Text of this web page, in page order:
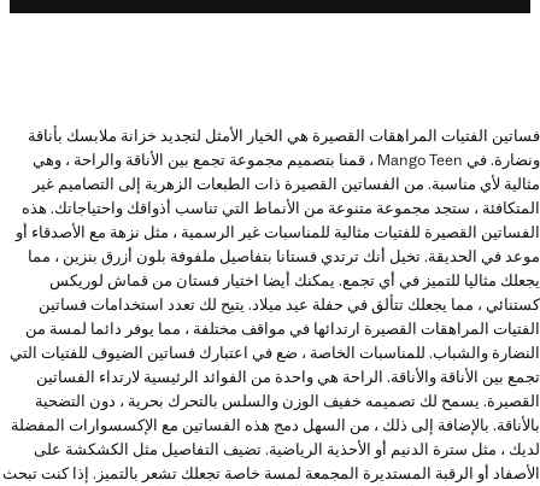
فساتين الفتيات المراهقات القصيرة هي الخيار الأمثل لتجديد خزانة ملابسك بأناقة
ونضارة. في Mango Teen ، قمنا بتصميم مجموعة تجمع بين الأناقة والراحة ، وهي
مثالية لأي مناسبة. من الفساتين القصيرة ذات الطبعات الزهرية إلى التصاميم غير
المتكافئة ، ستجد مجموعة متنوعة من الأنماط التي تناسب أذواقك واحتياجاتك. هذه
الفساتين القصيرة للفتيات مثالية للمناسبات غير الرسمية ، مثل نزهة مع الأصدقاء أو
موعد في الحديقة. تخيل أنك ترتدي فستانا بتفاصيل ملفوفة بلون أزرق بنزين ، مما
يجعلك مثاليا للتميز في أي تجمع. يمكنك أيضا اختيار فستان من قماش لوريكس
كستنائي ، مما يجعلك تتألق في حفلة عيد ميلاد. يتيح لك تعدد استخدامات فساتين
الفتيات المراهقات القصيرة ارتدائها في مواقف مختلفة ، مما يوفر دائما لمسة من
النضارة والشباب. للمناسبات الخاصة ، ضع في اعتبارك فساتين الضيوف للفتيات التي
تجمع بين الأناقة والأناقة. الراحة هي واحدة من الفوائد الرئيسية لارتداء الفساتين
القصيرة. يسمح لك تصميمه خفيف الوزن والسلس بالتحرك بحرية ، دون التضحية
بالأناقة. بالإضافة إلى ذلك ، من السهل دمج هذه الفساتين مع الإكسسوارات المفضلة
لديك ، مثل سترة الدنيم أو الأحذية الرياضية. تضيف التفاصيل مثل الكشكشة على
الأصفاد أو الرقبة المستديرة المجمعة لمسة خاصة تجعلك تشعر بالتميز. إذا كنت تبحث